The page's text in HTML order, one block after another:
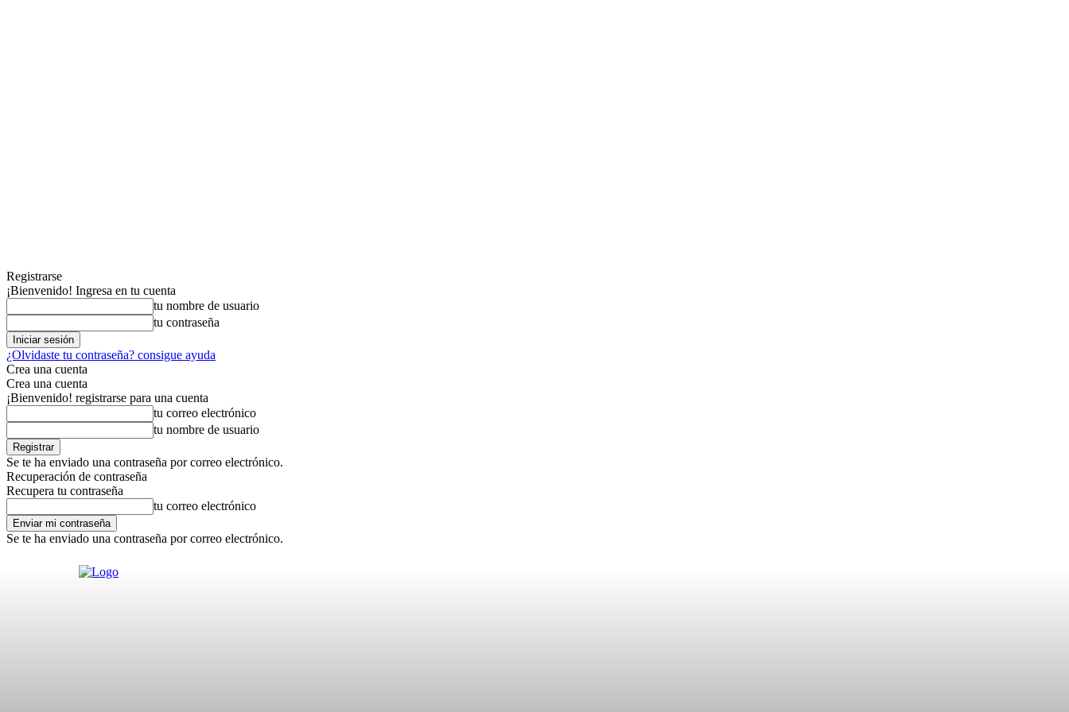
Registrarse
¡Bienvenido! Ingresa en tu cuenta
tu nombre de usuario
tu contraseña
¿Olvidaste tu contraseña? consigue ayuda
Crea una cuenta
Crea una cuenta
¡Bienvenido! registrarse para una cuenta
tu correo electrónico
tu nombre de usuario
Se te ha enviado una contraseña por correo electrónico.
Recuperación de contraseña
Recupera tu contraseña
tu correo electrónico
Se te ha enviado una contraseña por correo electrónico.